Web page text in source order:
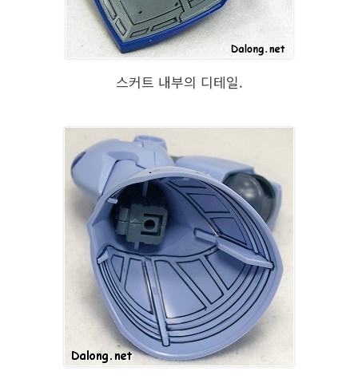
스커트 내부의 디테일.